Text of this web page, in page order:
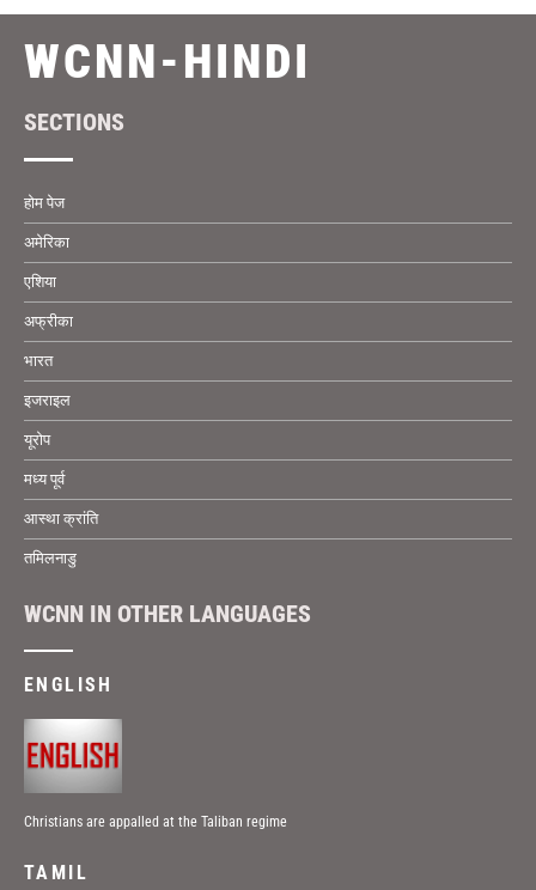
WCNN-HINDI
SECTIONS
होम पेज
अमेरिका
एशिया
अफ्रीका
भारत
इजराइल
यूरोप
मध्य पूर्व
आस्था क्रांति
तमिलनाडु
WCNN IN OTHER LANGUAGES
ENGLISH
Christians are appalled at the Taliban regime
TAMIL